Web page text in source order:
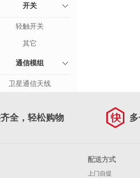
开关
轻触开关
其它
通信模组
卫星通信天线
全，轻松购物
配送方式
上门自提